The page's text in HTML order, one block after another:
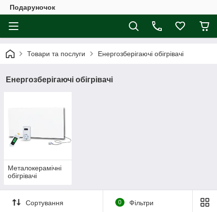
Подаруночок
Товари та послуги Енергозберігаючі обігрівачі
Енергозберігаючі обігрівачі
Металокерамічні
обігрівачі
Сортування 0 Фільтри